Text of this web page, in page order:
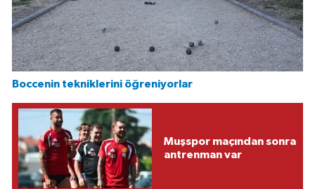
Boccenin tekniklerini öğreniyorlar
Muşspor maçından sonra
antrenman var